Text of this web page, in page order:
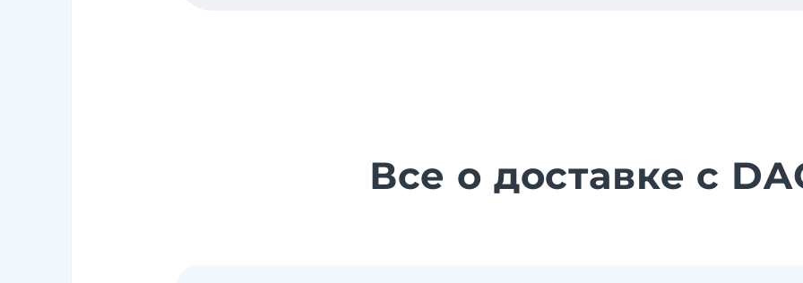
Все о доставке с